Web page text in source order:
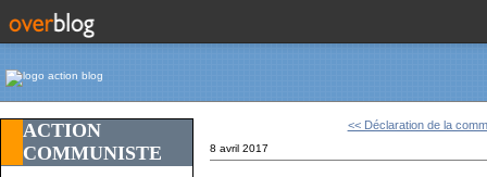
ACTION
COMMUNISTE
<< Déclaration de la
8 avril 2017